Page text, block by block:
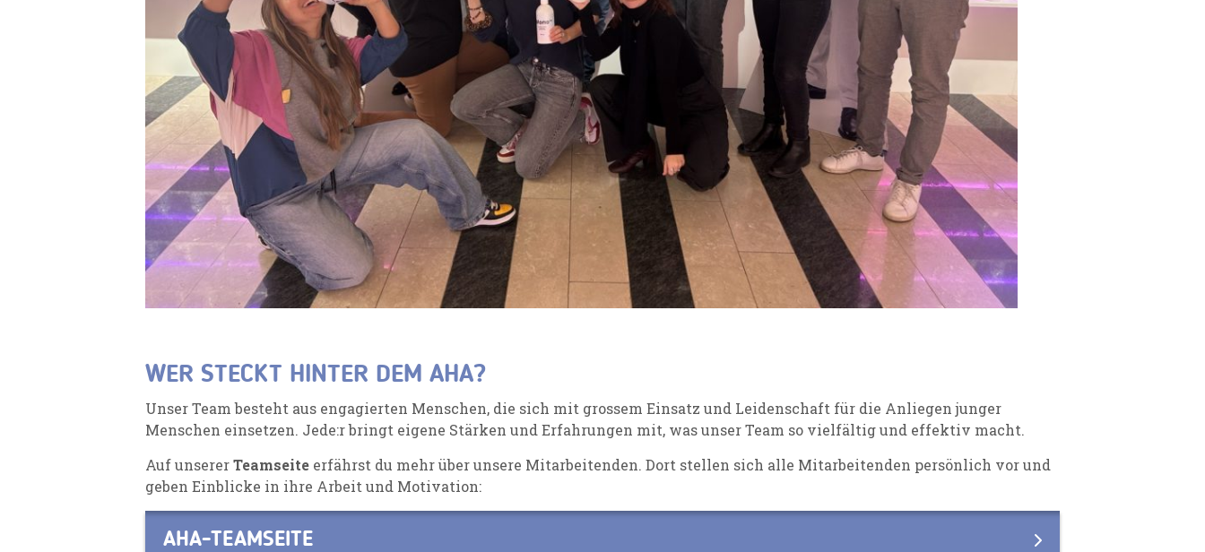
WER STECKT HINTER DEM AHA?
Unser Team besteht aus engagierten Menschen, die sich mit grossem Einsatz und Leidenschaft für die Anliegen junger
Menschen einsetzen. Jede:r bringt eigene Stärken und Erfahrungen mit, was unser Team so vielfältig und effektiv macht.
Auf unsererTeamseite erfährst du mehr über unsere Mitarbeitenden. Dort stellen sich alle Mitarbeitenden persönlich vor und
geben Einblicke in ihre Arbeit und Motivation:
AHA-TEAMSEITE